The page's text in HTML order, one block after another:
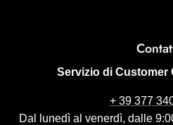
Servizio di Customer
+ 39 377
Dal lunedì al venerdì, dalle